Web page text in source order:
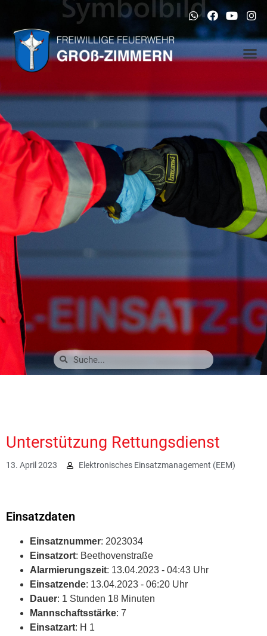
Unterstützung Rettungsdienst
13. April 2023 Elektronisches Einsatzmanagement (EEM)
Einsatzdaten
Einsatznummer: 2023034
Einsatzort: Beethovenstraße
Alarmierungszeit: 13.04.2023 - 04:43 Uhr
Einsatzende: 13.04.2023 - 06:20 Uhr
Dauer: 1 Stunden 18 Minuten
Mannschaftsstärke: 7
Einsatzart: H 1